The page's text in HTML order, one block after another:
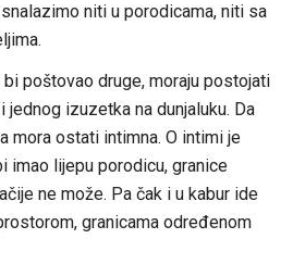
niti u porodicama, niti sa
poštovao druge, moraju postojati
jednog izuzetka na dunjaluku. Da
mora ostati intimna. O intimi je
imao lijepu porodicu, granice
ne može. Pa čak i u kabur ide
granicama određenom